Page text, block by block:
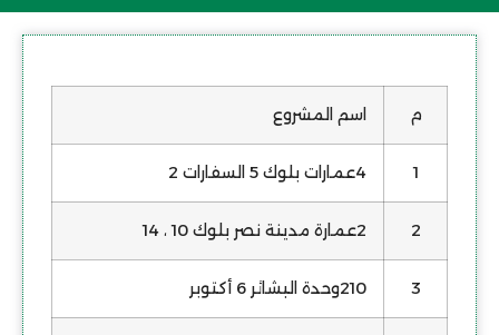
م اسم المشروع
1 4عمارات بلوك 5 السفارات 2
2 2عمارة مدينة نصر بلوك 10 ، 14
3 210وحدة البشائر 6 أكتوبر